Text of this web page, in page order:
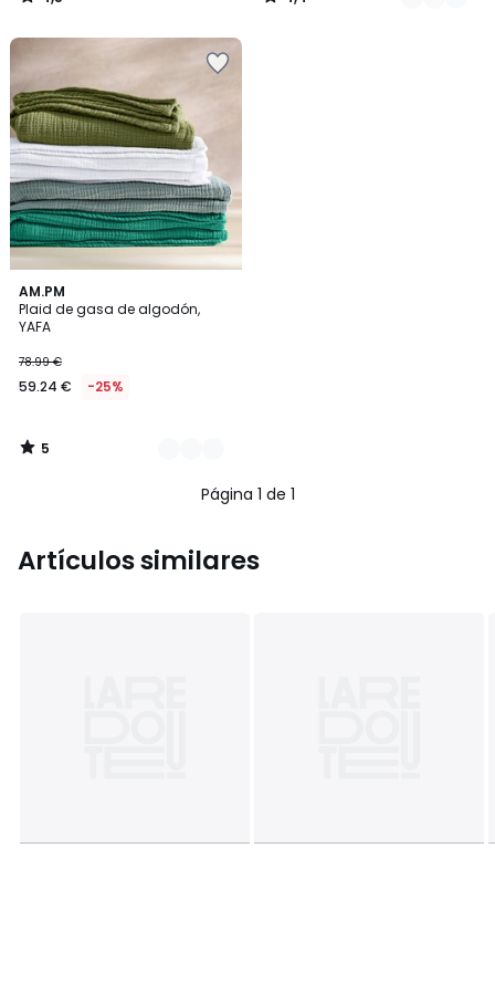
/
/
AM.PM
Plaid de gasa de algodón,
YAFA
78.99 €
59.24 € -25%
5
/
5
2
Colores
5
/
Página 1 de 1
Artículos similares